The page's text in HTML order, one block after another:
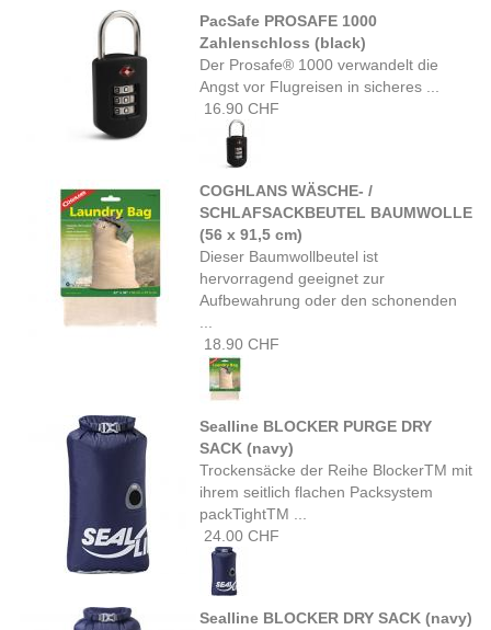
PacSafe PROSAFE 1000
Zahlenschloss (black)
Der Prosafe® 1000 verwandelt die
Angst vor Flugreisen in sicheres ...
16.90 CHF
COGHLANS WÄSCHE- /
SCHLAFSACKBEUTEL BAUMWOLLE
(56 x 91,5 cm)
Dieser Baumwollbeutel ist
hervorragend geeignet zur
Aufbewahrung oder den schonenden
18.90 CHF
Sealline BLOCKER PURGE DRY
SACK (navy)
Trockensäcke der Reihe BlockerTM mit
ihrem seitlich flachen Packsystem
packTightTM ...
24.00 CHF
Sealline BLOCKER DRY SACK (navy)